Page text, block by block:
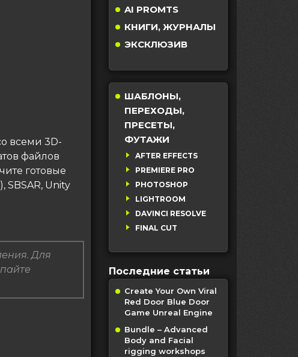
всеми 3D-
файлов
готовые
SBSAR, Unity
Для
AI PROMTS
КНИГИ, ЖУРНАЛЫ
ЭКСКЛЮЗИВ
ШАБЛОНЫ,
ПЕРЕХОДЫ,
ПРЕСЕТЫ,
ФУТАЖИ
AFTER EFFECTS
PREMIERE PRO
PHOTOSHOP
LIGHTROOM
DAVINCI RESOLVE
FINAL CUT
Последние статьи
Create Your Own Viral
Red Door Blue Door
Game Unreal Engine
Bundle – Advanced
Body and Facial
rigging workshops